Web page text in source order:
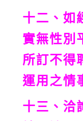
十二、如
實無性別
所訂不得
運用之情
十三、洽